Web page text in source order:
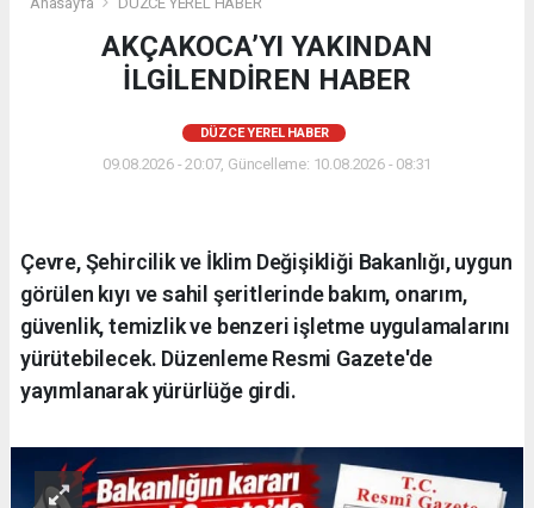
AKÇAKOCA’YI YAKINDAN
İLGİLENDİREN HABER
DÜZCE YEREL HABER
09.08.2026 - 20:07, Güncelleme: 10.08.2026 - 08:31
Çevre, Şehircilik ve İklim Değişikliği Bakanlığı, uygun
görülen kıyı ve sahil şeritlerinde bakım, onarım,
güvenlik, temizlik ve benzeri işletme uygulamalarını
yürütebilecek. Düzenleme Resmi Gazete'de
yayımlanarak yürürlüğe girdi.